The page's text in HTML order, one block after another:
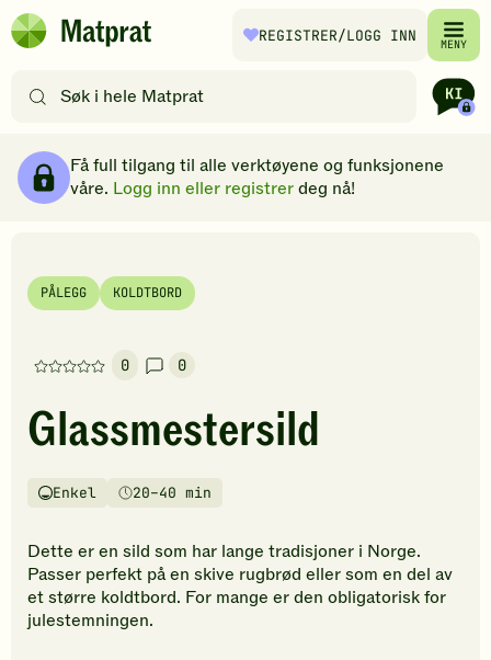
Hopp til hovedinnhold
Matprat
REGISTRER/LOGG INN MENY
etter
filtre
Få full tilgang til alle verktøyene og funksjonene
våre. Logg inn eller registrerdeg nå!
PÅLEGG KOLDTBORD
0
Denne
har
foreløpig
vurderinger.
den
første
til
å
0
Glassmestersild
Vanskelighetsgrad
Enkel
Tilberedningstid20–40 min
Dette er en sild som har lange tradisjoner i Norge.
Passer perfekt på en skive rugbrød eller som en del av
et større koldtbord. For mange er den obligatorisk for
julestemningen.